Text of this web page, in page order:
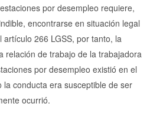
por desempleo requiere,
encontrarse en situación legal
266 LGSS, por tanto, la
relación de trabajo de la trabajadora
por desempleo existió en el
conducta era susceptible de ser
ocurrió.